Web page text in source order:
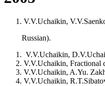
V.V.Uchaikin,
Russian).
V.V.Uchaikin,
V.V.Uchaikin, Fractional
V.V.Uchaikin, A.Yu.
V.V.Uchaikin,